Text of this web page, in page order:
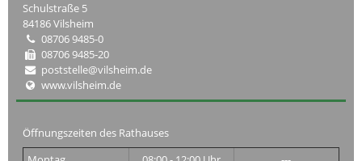
Schulstraße 5
84186 Vilsheim
08706 9485-0
08706 9485-20
poststelle@vilsheim.de
www.vilsheim.de
Öffnungszeiten des Rathauses